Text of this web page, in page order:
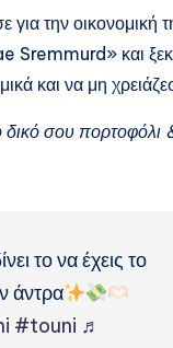
την οικονομική
και
και να μη
σου πορτοφόλι
το να έχεις το
άντρα
#touni ♬